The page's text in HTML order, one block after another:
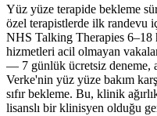
Yüz yüze terapide bekleme
özel terapistlerde ilk randevu
NHS Talking Therapies 6–18
hizmetleri acil olmayan
— 7 günlük ücretsiz deneme,
Verke'nin yüz yüze bakım
sıfır bekleme. Bu, klinik
lisanslı bir klinisyen olduğu